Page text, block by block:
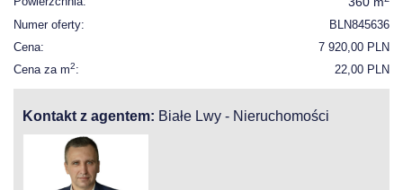
Numer oferty:
BLN845636
Cena:
7 920,00 PLN
Cena za m2: 22,00 PLN
Kontakt z agentem: Białe Lwy - Nieruchomości